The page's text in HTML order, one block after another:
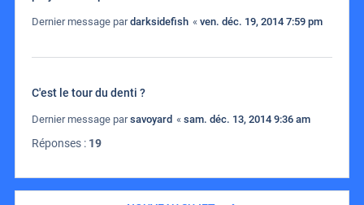
Dernier message pardarksidefish « ven. déc. 19, 2014 7:59 pm
C'est le tour du denti ?
Dernier message parsavoyard « sam. déc. 13, 2014 9:36 am
Réponses : 19